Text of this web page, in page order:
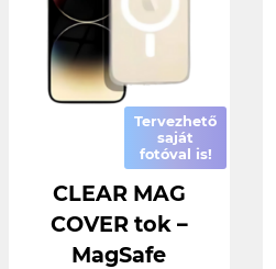
Tervezhető
saját
fotóval is!
CLEAR MAG
COVER tok –
MagSafe